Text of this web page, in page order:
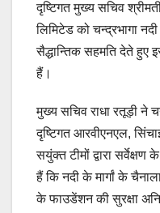
दृष्टिगत मुख्य सचिव
लिमिटेड को चन्द्रभागा
सैद्धान्तिक सहमति देते हुए
हैं।
मुख्य सचिव राधा रतूड़ी ने
दृष्टिगत आरवीएनएल,
सयुंक्त टीमों द्वारा सर्वेक्षण
हैं कि नदी के मार्गां के
के फाउडेंशन की सुरक्षा